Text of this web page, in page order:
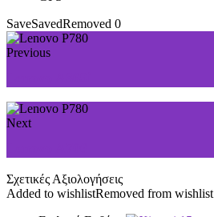
SaveSavedRemoved 0
Previous
Next
Σχετικές Αξιολογήσεις
Added to wishlistRemoved from wishlist